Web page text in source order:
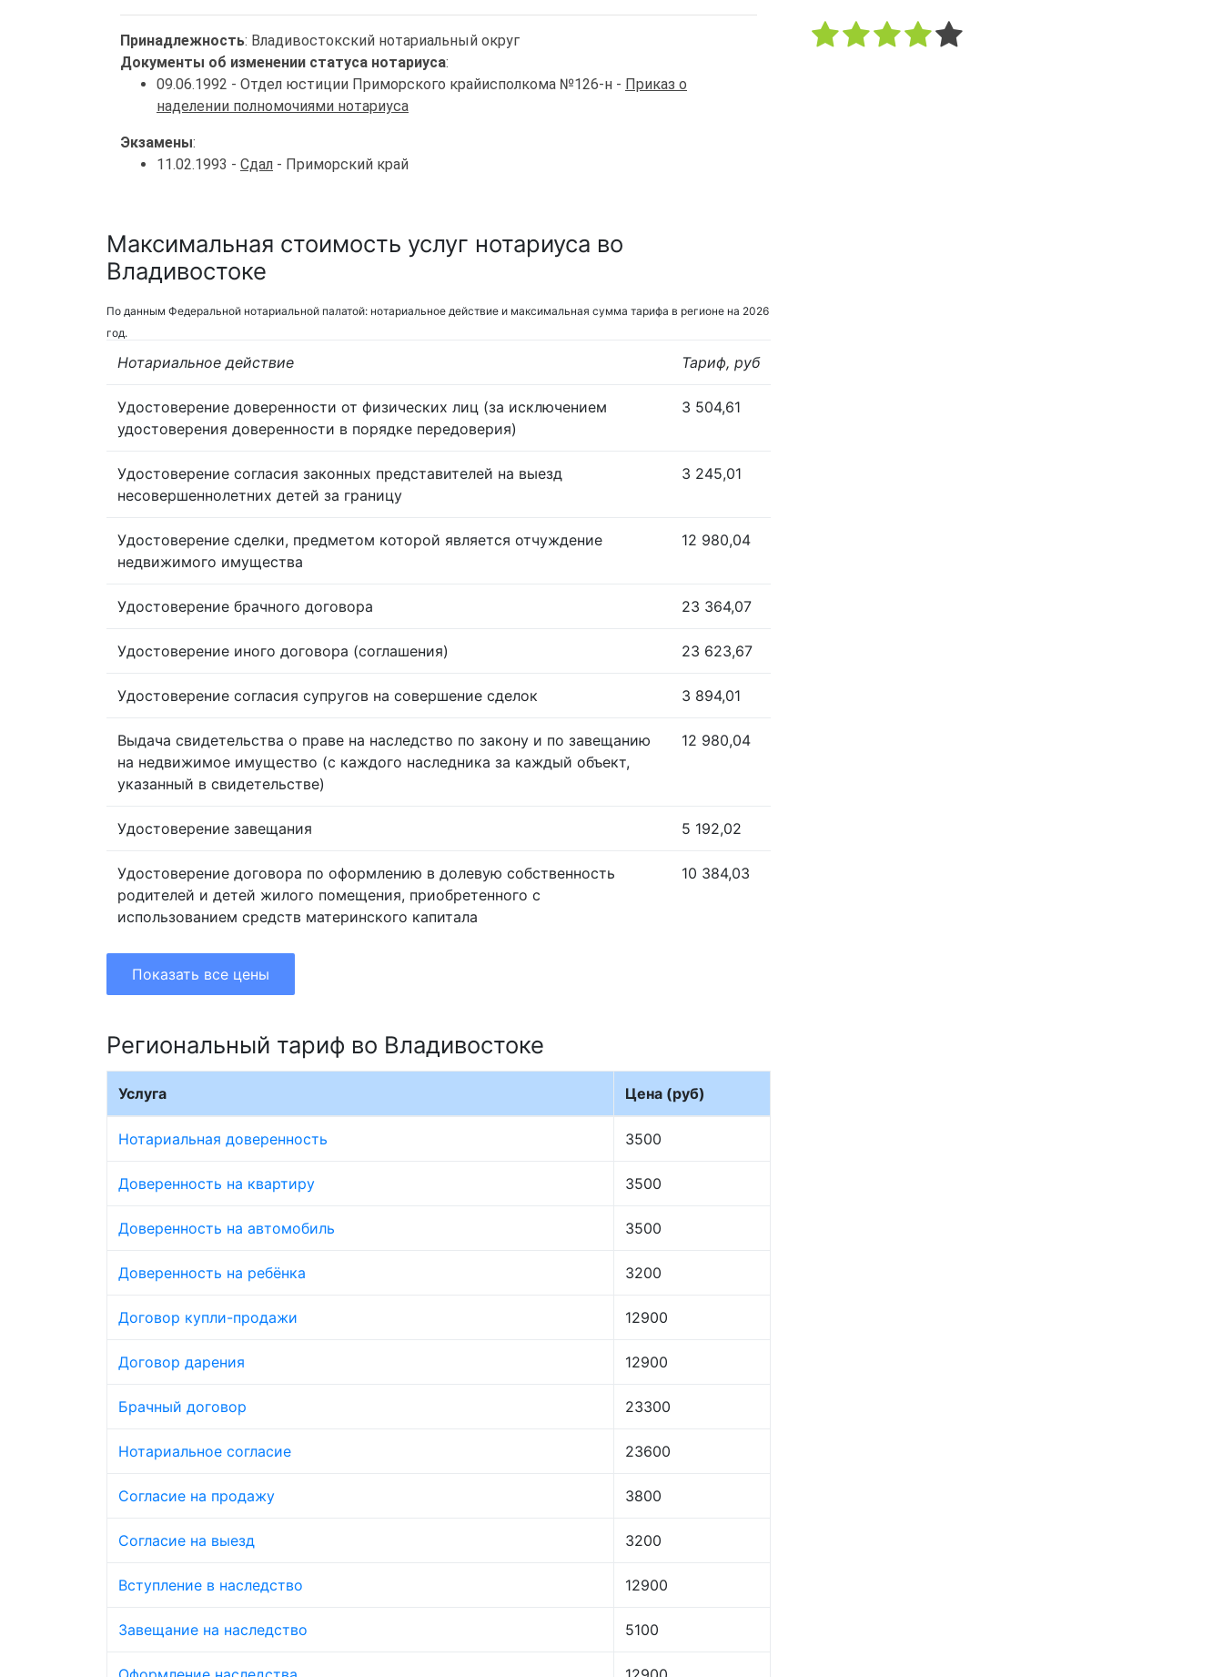
Принадлежность: Владивостокский нотариальный округ
Документы об изменении статуса нотариуса:
09.06.1992 - Отдел юстиции Приморского крайисполкома №126-н - Приказ о
наделении полномочиями нотариуса
Экзамены:
11.02.1993 - Сдал - Приморский край
Максимальная стоимость услуг нотариуса во
Владивостоке
По данным Федеральной нотариальной палатой: нотариальное действие и максимальная сумма тарифа в регионе на 2026
год.
Нотариальное действие Тариф, руб
Удостоверение доверенности от физических лиц (за исключением
удостоверения доверенности в порядке передоверия)
3 504,61
Удостоверение согласия законных представителей на выезд
несовершеннолетних детей за границу
3 245,01
Удостоверение сделки, предметом которой является отчуждение
недвижимого имущества
12 980,04
Удостоверение брачного договора 23 364,07
Удостоверение иного договора (соглашения) 23 623,67
Удостоверение согласия супругов на совершение сделок 3 894,01
Выдача свидетельства о праве на наследство по закону и по завещанию
на недвижимое имущество (с каждого наследника за каждый объект,
указанный в свидетельстве)
12 980,04
Удостоверение завещания 5 192,02
Удостоверение договора по оформлению в долевую собственность
родителей и детей жилого помещения, приобретенного с
использованием средств материнского капитала
10 384,03
Показать все цены
Региональный тариф во Владивостоке
Услуга Цена (руб)
Нотариальная доверенность 3500
Доверенность на квартиру 3500
Доверенность на автомобиль 3500
Доверенность на ребёнка 3200
Договор купли-продажи 12900
Договор дарения 12900
Брачный договор 23300
Нотариальное согласие 23600
Согласие на продажу 3800
Согласие на выезд 3200
Вступление в наследство 12900
Завещание на наследство 5100